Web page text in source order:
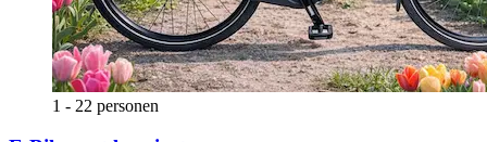
1 - 22 personen